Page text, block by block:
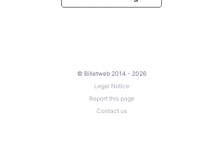
© Billetweb 2014 - 2026
Legal Notice
Report this page
Contact us